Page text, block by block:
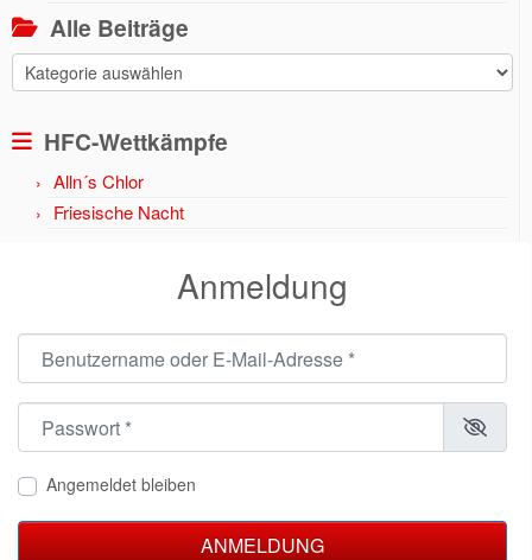
Alle Beiträge
Alle
Beiträge
HFC-Wettkämpfe
Alln´s Chlor
Friesische Nacht
Anmeldung
Angemeldet bleiben
ANMELDUNG